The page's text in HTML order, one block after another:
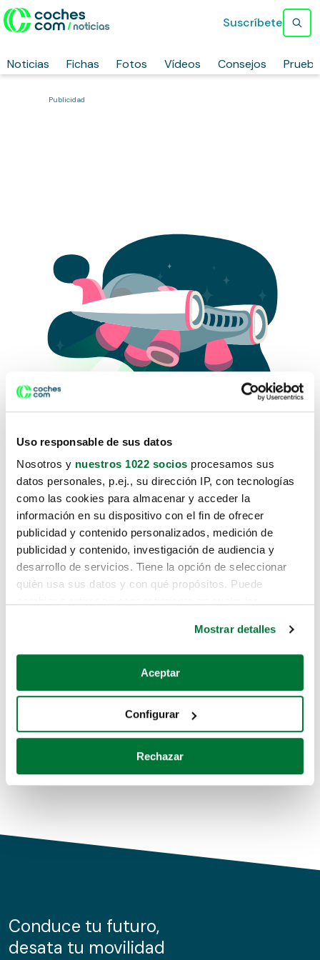
Uso responsable de sus datos
Nosotros y nuestros 1022 socios procesamos sus
datos personales, p.ej., su dirección IP, con tecnologías
como las cookies para almacenar y acceder la
información en su dispositivo con el fin de ofrecer
publicidad y contenido personalizados, medición de
publicidad y contenido, investigación de audiencia y
desarrollo de servicios. Tiene la opción de seleccionar
quién usa sus datos y con qué propósitos. Puede
Si lo permite, también quisiéramos:
Recopilar información sobre su ubicación geográfica
Identificar su dispositivo analizándolo activamente
para buscar características específicas (huellas
Obtenga más información sobre cómo se procesan sus
de cookies.
información sobre el uso que haga del sitio web con
nuestros partners de redes sociales, publicidad y análisis
Mostrar detalles
Aceptar
Configurar
Rechazar
Noticias Fichas Fotos Vídeos Consejos
Suscríbete
Publicidad
Lo sentimos, no sabemos como
te hemos traido hasta aquí.
Pero puedes encontrar el coche que estás
buscando en alguno de estos enlaces:
Coches de segunda mano
Coches de km0
Conduce tu futuro,
desata tu movilidad